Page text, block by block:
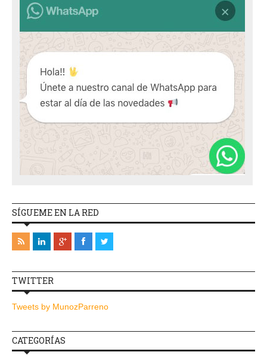
SÍGUEME EN LA RED
TWITTER
Tweets by MunozParreno
CATEGORÍAS